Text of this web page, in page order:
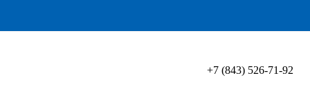
Вход Регистрация
+7 (843) 526-71-92